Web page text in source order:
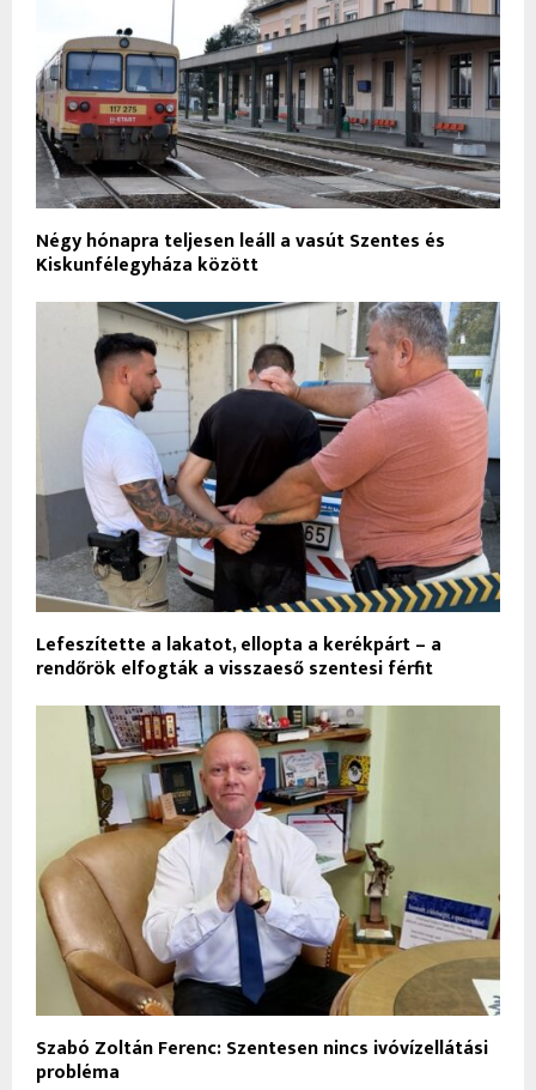
Négy hónapra teljesen leáll a vasút Szentes és
Kiskunfélegyháza között
Lefeszítette a lakatot, ellopta a kerékpárt – a
rendőrök elfogták a visszaeső szentesi férfit
Szabó Zoltán Ferenc: Szentesen nincs ivóvízellátási
probléma